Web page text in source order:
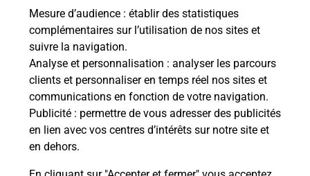
Mesure d’audience : établir des statistiques
complémentaires sur l’utilisation de nos sites et
suivre la navigation.
Analyse et personnalisation : analyser les parcours
clients et personnaliser en temps réel nos sites et
communications en fonction de votre navigation.
Publicité : permettre de vous adresser des publicités
en lien avec vos centres d’intérêts sur notre site et
en dehors.
Comment La Poste participe-t-elle
à votre sécurité au quotidien ?
Puis-je passer mon code de la route
avec La Poste et sous quelles
conditions ?